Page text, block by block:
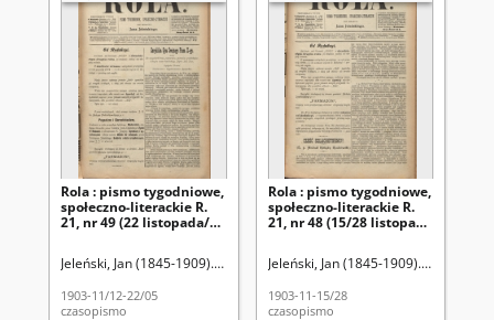
Rola : pismo tygodniowe,
społeczno-literackie R.
21, nr 49 (22 listopada/5
Jeleński, Jan (1845-1909). Red.
1903-11/12-22/05
czasopismo
Rola : pismo tygodniowe,
społeczno-literackie R.
21, nr 48 (15/28 listopada
Jeleński, Jan (1845-1909). Red.
1903-11-15/28
czasopismo